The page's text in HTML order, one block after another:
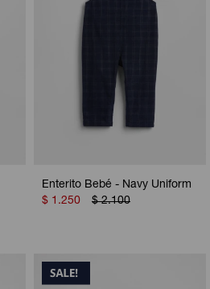
Enterito Bebé - Navy Uniform
$ 1.250 $ 2.100